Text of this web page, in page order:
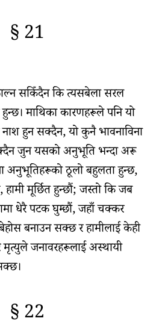
§ 21
सकिँदैन कि त्यसबेलासरल
माथिका कारणहरूले पनि यो
हुन सक्दैन, यो कुनै भावनाविना
जुन यसकोअनुभूतिभन्दा अरू
अनुभूतिहरूको ठूलो बहुलता हुन्छ,
मूर्छित हुन्छौं; जस्तो कि जब
धेरै पटक घुम्छौं, जहाँ चक्कर
बनाउन सक्छ र हामीलाई केही
मृत्युले जनावरहरूलाई अस्थायी
§ 22